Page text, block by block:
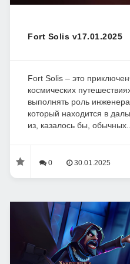
Fort Solis v17.01.2025
Fort Solis – это
космических
выполнять роль
который находится в
из, казалось бы, обычных...
0 30.01.2025